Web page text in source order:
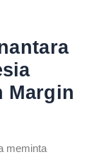
Margin
meminta